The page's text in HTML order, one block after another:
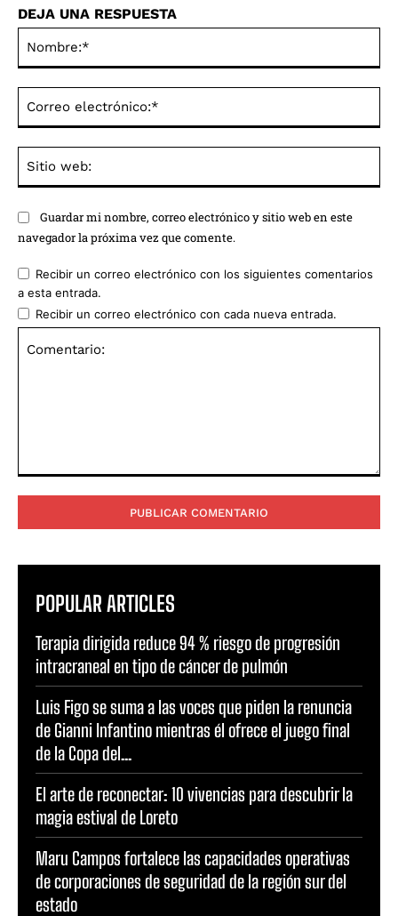
DEJA UNA RESPUESTA
Guardar mi nombre, correo electrónico y sitio web en este
navegador la próxima vez que comente.
Recibir un correo electrónico con los siguientes comentarios
a esta entrada.
Recibir un correo electrónico con cada nueva entrada.
POPULAR ARTICLES
Terapia dirigida reduce 94 % riesgo de progresión
intracraneal en tipo de cáncer de pulmón
Luis Figo se suma a las voces que piden la renuncia
de Gianni Infantino mientras él ofrece el juego final
de la Copa del...
El arte de reconectar: 10 vivencias para descubrir la
magia estival de Loreto
Maru Campos fortalece las capacidades operativas
de corporaciones de seguridad de la región sur del
estado